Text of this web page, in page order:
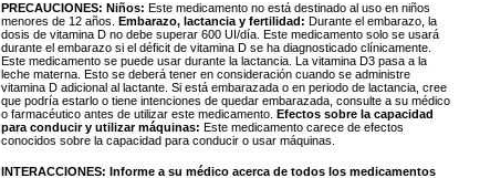
PRECAUCIONES: Niños: Este medicamento no está destinado al uso en niños
menores de 12 años. Embarazo, lactancia y fertilidad: Durante el embarazo, la
dosis de vitamina D no debe superar 600 UI/día. Este medicamento solo se usará
durante el embarazo si el déficit de vitamina D se ha diagnosticado clínicamente.
Este medicamento se puede usar durante la lactancia. La vitamina D3 pasa a la
leche materna. Esto se deberá tener en consideración cuando se administre
vitamina D adicional al lactante. Si está embarazada o en periodo de lactancia, cree
que podría estarlo o tiene intenciones de quedar embarazada, consulte a su médico
o farmacéutico antes de utilizar este medicamento. Efectos sobre la capacidad
para conducir y utilizar máquinas: Este medicamento carece de efectos
conocidos sobre la capacidad para conducir o usar máquinas.
INTERACCIONES: Informe a su médico acerca de todos los medicamentos